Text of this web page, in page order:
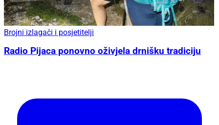
Brojni izlagači i posjetitelji
Radio Pijaca ponovno oživjela drnišku tradiciju